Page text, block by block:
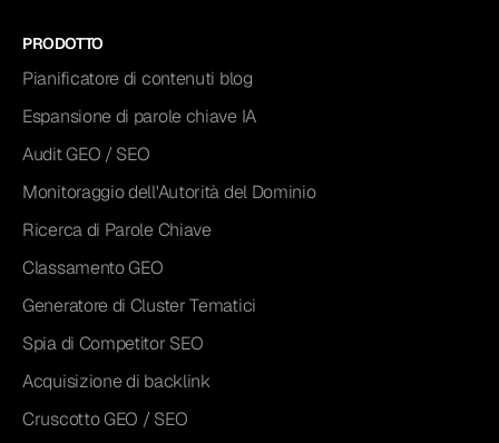
PRODOTTO
Pianificatore di contenuti blog
Espansione di parole chiave IA
Audit GEO / SEO
Monitoraggio dell'Autorità del Dominio
Ricerca di Parole Chiave
Classamento GEO
Generatore di Cluster Tematici
Spia di Competitor SEO
Acquisizione di backlink
Cruscotto GEO / SEO